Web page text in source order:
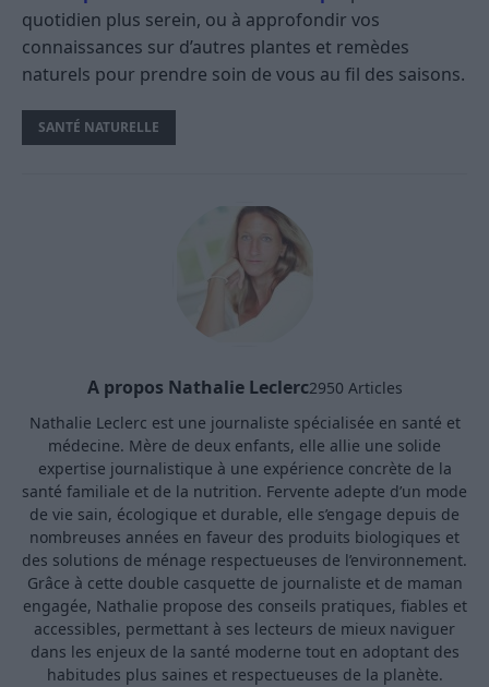
quotidien plus serein, ou à approfondir vos
connaissances sur d’autres plantes et remèdes
naturels pour prendre soin de vous au fil des saisons.
SANTÉ NATURELLE
A propos Nathalie Leclerc2950 Articles
Nathalie Leclerc est une journaliste spécialisée en santé et
médecine. Mère de deux enfants, elle allie une solide
expertise journalistique à une expérience concrète de la
santé familiale et de la nutrition. Fervente adepte d’un mode
de vie sain, écologique et durable, elle s’engage depuis de
nombreuses années en faveur des produits biologiques et
des solutions de ménage respectueuses de l’environnement.
Grâce à cette double casquette de journaliste et de maman
engagée, Nathalie propose des conseils pratiques, fiables et
accessibles, permettant à ses lecteurs de mieux naviguer
dans les enjeux de la santé moderne tout en adoptant des
habitudes plus saines et respectueuses de la planète.